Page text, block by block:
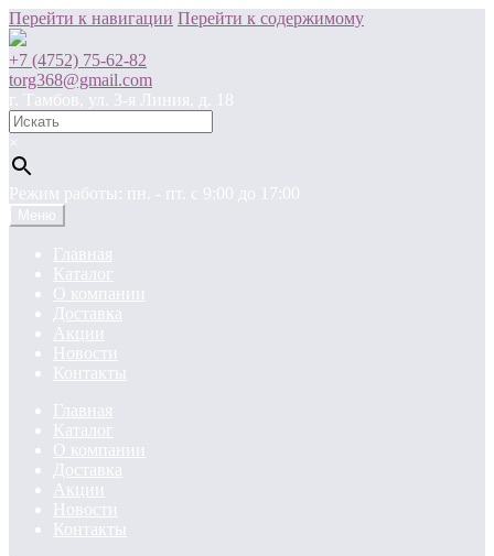
Перейти к навигации Перейти к содержимому
+7 (4752) 75-62-82
torg368@gmail.com
г. Тамбов, ул. 3-я Линия, д. 18
×
Режим работы: пн. - пт. c 9:00 до 17:00
Меню
Главная
Каталог
О компании
Доставка
Акции
Новости
Контакты
Главная
Каталог
О компании
Доставка
Акции
Новости
Контакты